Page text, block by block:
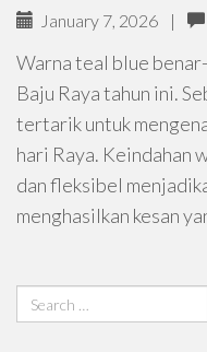
January 7, 2026 |
Warna teal blue
Baju Raya tahun ini.
tertarik untuk
hari Raya. Keindahan
dan fleksibel
menghasilkan kesan
Search
for: